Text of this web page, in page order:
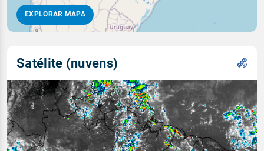
EXPLORAR MAPA
Satélite (nuvens)